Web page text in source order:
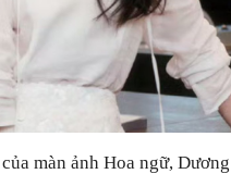
màn ảnh Hoa ngữ, Dương